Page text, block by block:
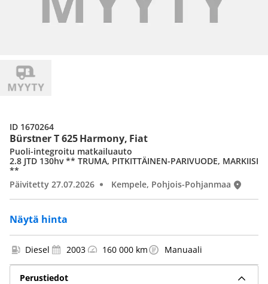
Bürstner T 625 Harmony, Fiat
Näytä hinta
Puoli-integroitu matkailuauto
2.8 JTD 130hv ** TRUMA, PITKITTÄINEN-PARIVUODE, MARKIISI
**
Päivitetty 27.07.2026
Kempele, Pohjois-Pohjanmaa
ID 1670264
Diesel 2003 160 000 km Manuaali
Perustiedot